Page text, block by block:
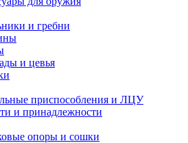
и гребни
и цевья
приспособления и ЛЦУ
и принадлежности
опоры и сошки